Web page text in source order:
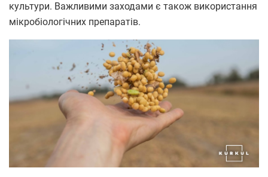
культури. Важливими заходами є також використання
мікробіологічних препаратів.